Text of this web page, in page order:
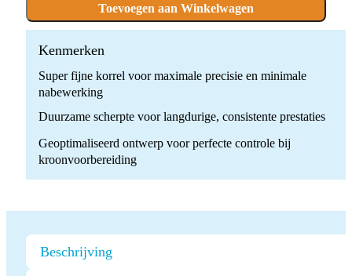
Boren
quantity
Toevoegen aan Winkelwagen
Kenmerken
Super fijne korrel voor maximale precisie en minimale
nabewerking
Duurzame scherpte voor langdurige, consistente prestaties
Geoptimaliseerd ontwerp voor perfecte controle bij
kroonvoorbereiding
Beschrijving